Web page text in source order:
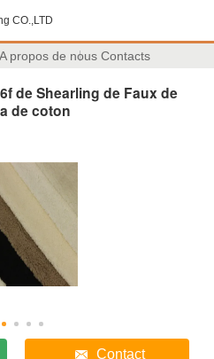
CO.,LTD
A propos de nous Contacts
de Shearling de Faux de
de coton
Contact